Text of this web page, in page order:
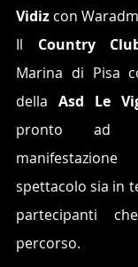
Vidiz con
Il Country
Marina di Pisa
della Asd Le
pronto ad
spettacolo sia in
partecipanti
percorso.